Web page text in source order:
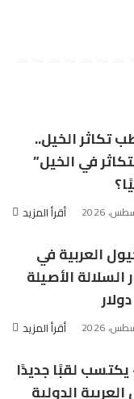
تكاثر الخيل..
في الخيل”
أقرأ المزيد
العربية في
الأصيلة
أقرأ المزيد
لقبًا جديدًا
الدولية